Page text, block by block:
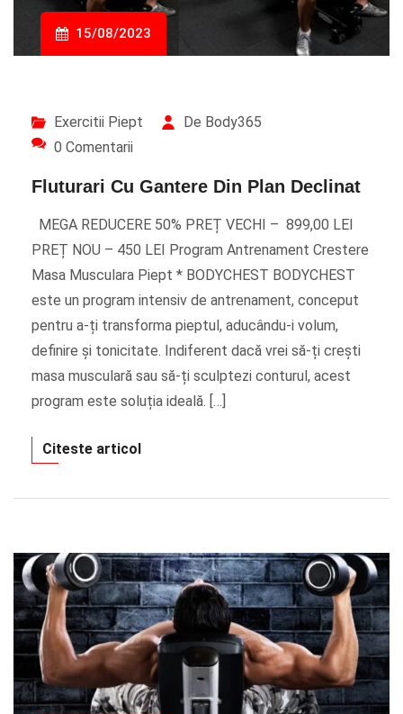
15/08/2023
Exercitii Piept
De Body365
0 Comentarii
Fluturari Cu Gantere Din Plan Declinat
MEGA REDUCERE 50% PREȚ VECHI – 899,00 LEI
PREȚ NOU – 450 LEI Program Antrenament Crestere
Masa Musculara Piept * BODYCHEST BODYCHEST
este un program intensiv de antrenament, conceput
pentru a-ți transforma pieptul, aducându-i volum,
definire și tonicitate. Indiferent dacă vrei să-ți crești
masa musculară sau să-ți sculptezi conturul, acest
program este soluția ideală. […]
Citeste articol